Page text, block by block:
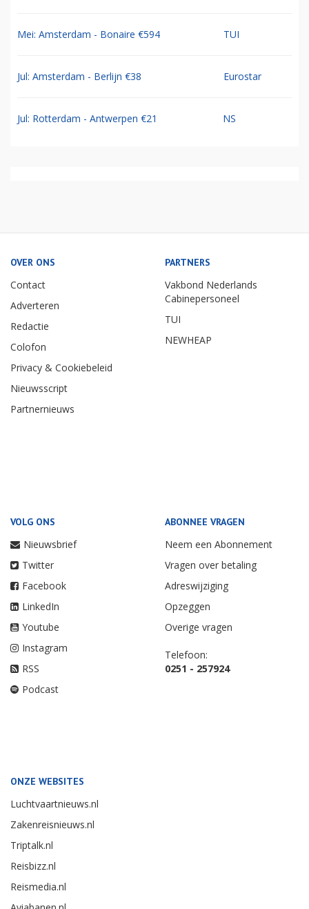
Mei: Amsterdam - Bonaire €594 TUI
Jul: Amsterdam - Berlijn €38 Eurostar
Jul: Rotterdam - Antwerpen €21 NS
OVER ONS
Contact
Adverteren
Redactie
Colofon
Privacy & Cookiebeleid
Nieuwsscript
Partnernieuws
PARTNERS
Vakbond Nederlands
Cabinepersoneel
TUI
NEWHEAP
VOLG ONS
Nieuwsbrief
Twitter
Facebook
LinkedIn
Youtube
Instagram
RSS
Podcast
ABONNEE VRAGEN
Neem een Abonnement
Vragen over betaling
Adreswijziging
Opzeggen
Overige vragen
Telefoon:
0251 - 257924
ONZE WEBSITES
Luchtvaartnieuws.nl
Zakenreisnieuws.nl
Triptalk.nl
Reisbizz.nl
Reismedia.nl